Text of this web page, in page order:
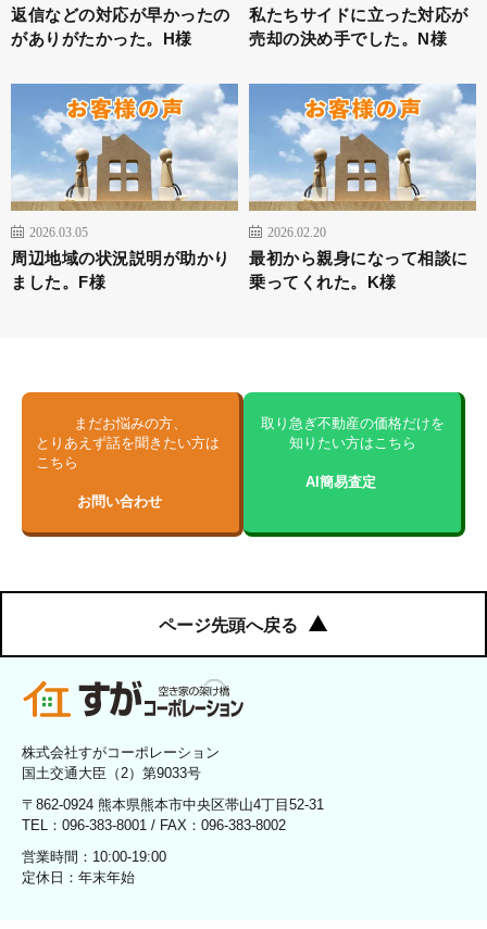
返信などの対応が早かったの
がありがたかった。H様
私たちサイドに立った対応が
売却の決め手でした。N様
2026.03.05
周辺地域の状況説明が助かり
ました。F様
2026.02.20
最初から親身になって相談に
乗ってくれた。K様
まだお悩みの方、
とりあえず話を聞きたい方は
こちら
お問い合わせ
取り急ぎ不動産の価格だけを
知りたい方はこちら
AI簡易査定
ページ先頭へ戻る
株式会社すがコーポレーション
国土交通大臣（2）第9033号
〒862-0924 熊本県熊本市中央区帯山4丁目52-31
TEL：096-383-8001 / FAX：096-383-8002
営業時間：10:00-19:00
定休日：年末年始